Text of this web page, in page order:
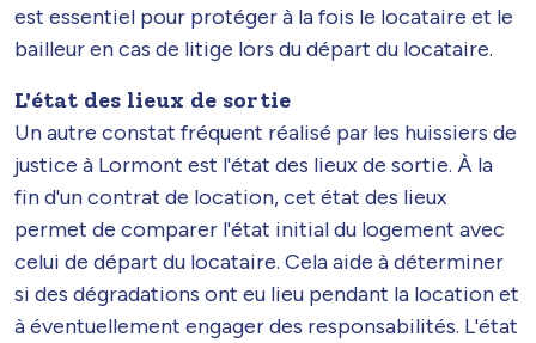
est essentiel pour protéger à la fois le locataire et le
bailleur en cas de litige lors du départ du locataire.
L'état des lieux de sortie
Un autre constat fréquent réalisé par les huissiers de
justice à Lormont est l'état des lieux de sortie. À la
fin d'un contrat de location, cet état des lieux
permet de comparer l'état initial du logement avec
celui de départ du locataire. Cela aide à déterminer
si des dégradations ont eu lieu pendant la location et
à éventuellement engager des responsabilités. L'état